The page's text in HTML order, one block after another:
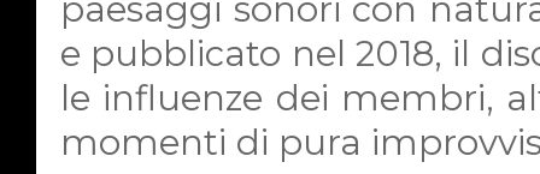
paesaggi sonori con
e pubblicato nel 2018, il
le influenze dei membri,
momenti di pura